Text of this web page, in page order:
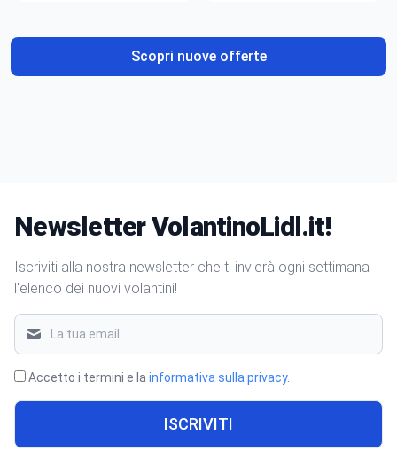
Scopri nuove offerte
Newsletter VolantinoLidl.it!
Iscriviti alla nostra newsletter che ti invierà ogni settimana
l'elenco dei nuovi volantini!
Accetto i termini e la informativa sulla privacy.
ISCRIVITI